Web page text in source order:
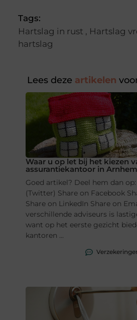
Tags:
Hartslag in rust , Hartslag
hartslag
Lees deze artikelen
Waar u op let bij het kiezen
assurantiekantoor in Arnhem
Goed artikel? Deel hem dan
(Twitter) Share on Facebook
Share on LinkedIn Share on
verschillende adviseurs is
want op het eerste gezicht
kantoren ...